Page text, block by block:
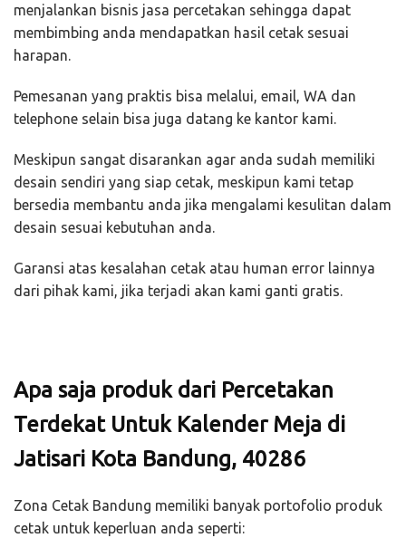
menjalankan bisnis jasa percetakan sehingga dapat
membimbing anda mendapatkan hasil cetak sesuai
harapan.
Pemesanan yang praktis bisa melalui, email, WA dan
telephone selain bisa juga datang ke kantor kami.
Meskipun sangat disarankan agar anda sudah memiliki
desain sendiri yang siap cetak, meskipun kami tetap
bersedia membantu anda jika mengalami kesulitan dalam
desain sesuai kebutuhan anda.
Garansi atas kesalahan cetak atau human error lainnya
dari pihak kami, jika terjadi akan kami ganti gratis.
Apa saja produk dari Percetakan
Terdekat Untuk Kalender Meja di
Jatisari Kota Bandung, 40286
Zona Cetak Bandung memiliki banyak portofolio produk
cetak untuk keperluan anda seperti: